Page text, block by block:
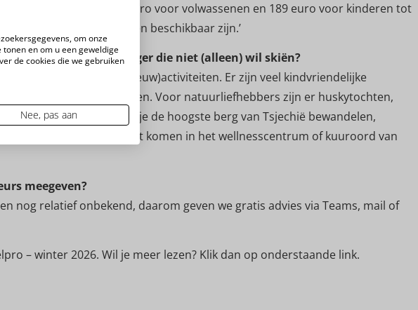
skipas kost 250 euro voor volwassenen en 189 euro voor kinderen tot
gezinspassen beschikbaar zijn.’
voor de vakantieganger die niet (alleen) wil skiën?
aan alternatieve (sneeuw)activiteiten. Er zijn veel kindvriendelijke
sleebanen en rodelbanen. Voor natuurliefhebbers zijn er huskytochten,
langlaufroutes. Ook kun je de hoogste berg van Tsjechië bewandelen,
of helemaal tot rust komen in het wellnesscentrum of kuuroord van
meegeven?
nog relatief onbekend, daarom geven we gratis advies via Teams, mail of
– winter 2026. Wil je meer lezen? Klik dan op onderstaande link.
om onze
en om u een geweldige
de cookies die we gebruiken
Nee, pas aan